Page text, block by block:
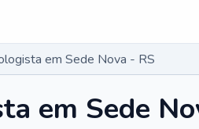
em Sede Nova - RS
em Sede